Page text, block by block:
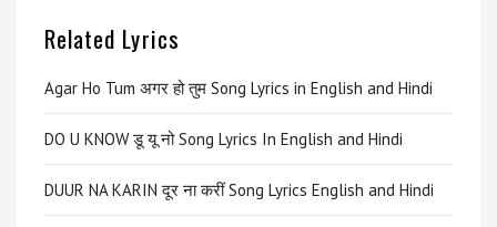
Related Lyrics
Agar Ho Tum अगर हो तुम Song Lyrics in English and Hindi
DO U KNOW डू यू नो Song Lyrics In English and Hindi
DUUR NA KARIN दूर ना करीं Song Lyrics English and Hindi